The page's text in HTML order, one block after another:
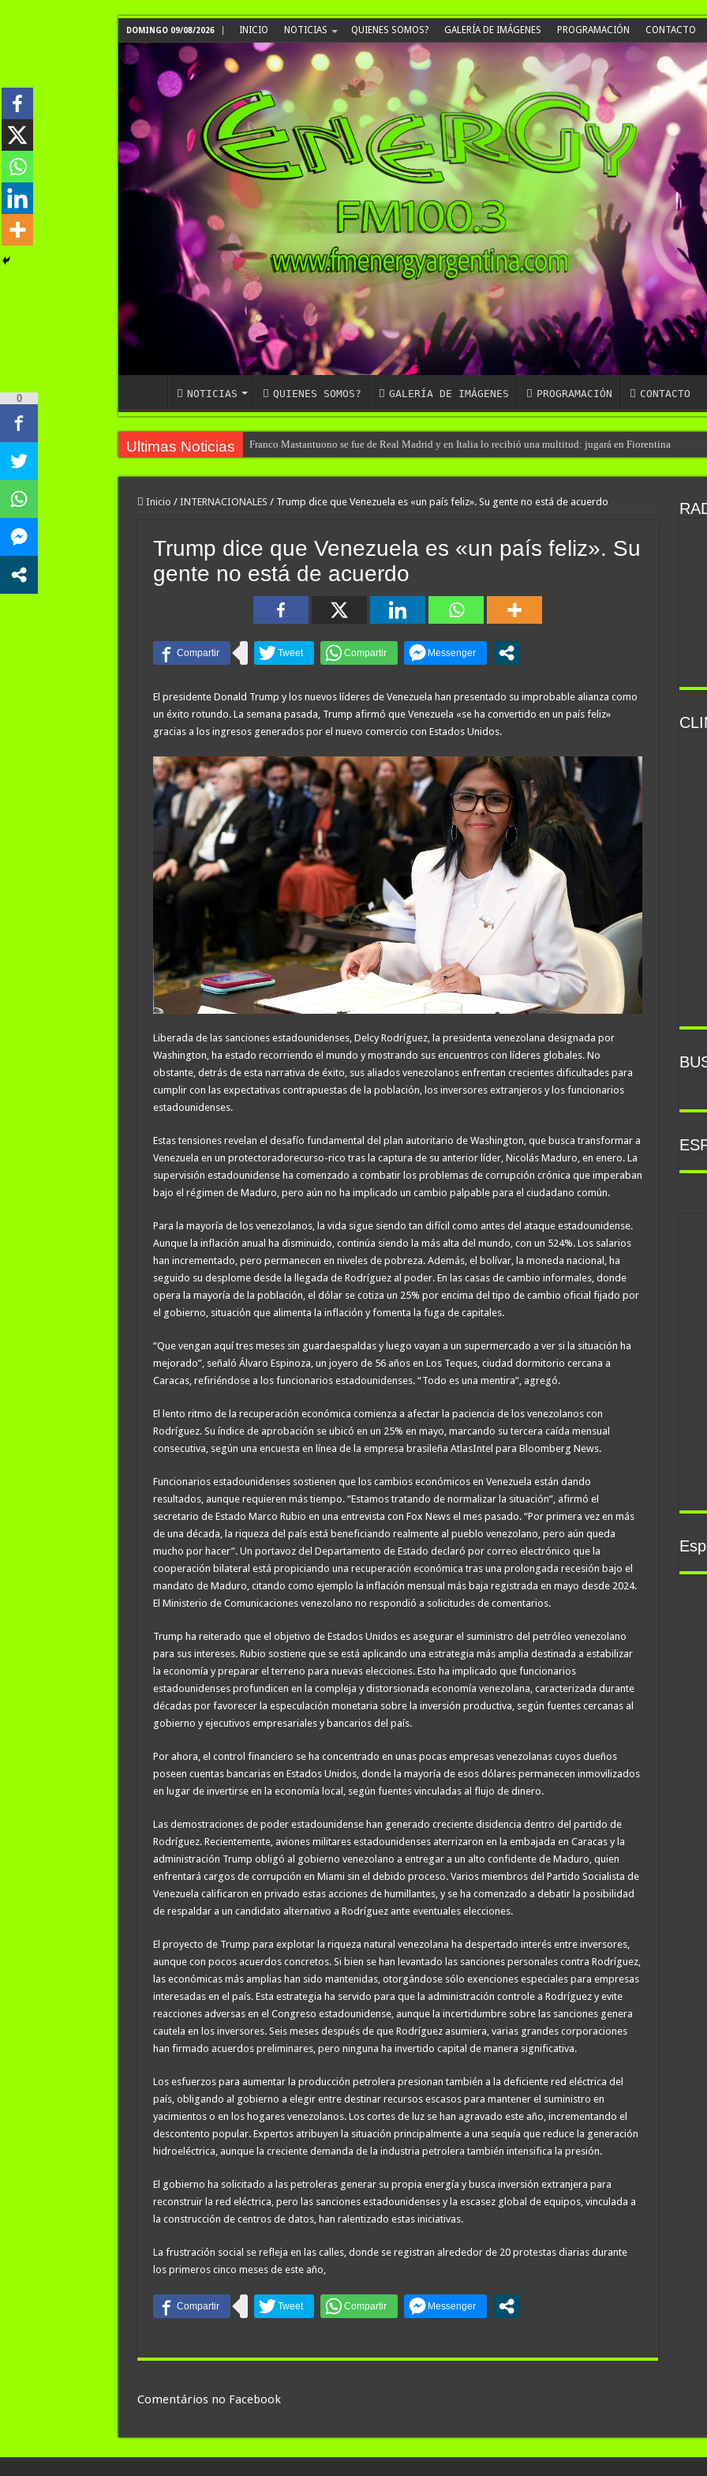
DOMINGO 09/08/2026 INICIO NOTICIAS QUIENES SOMOS? GALERÍA DE IMÁGENES PROGRAMACIÓN CONTACTO
NOTICIAS QUIENES SOMOS? GALERÍA DE IMÁGENES PROGRAMACIÓN CONTACTO
Ultimas Noticias Franco Mastantuono se fue de Real Madrid y en Italia lo recibió una multitud: jugará en Fiorentina
Inicio / INTERNACIONALES / Trump dice que Venezuela es «un país feliz». Su gente no está de acuerdo
Trump dice que Venezuela es «un país feliz». Su
gente no está de acuerdo
El presidente Donald Trump y los nuevos líderes de Venezuela han presentado su improbable alianza como
un éxito rotundo. La semana pasada, Trump afirmó que Venezuela «se ha convertido en un país feliz»
gracias a los ingresos generados por el nuevo comercio con Estados Unidos.
Liberada de las sanciones estadounidenses, Delcy Rodríguez, la presidenta venezolana designada por
Washington, ha estado recorriendo el mundo y mostrando sus encuentros con líderes globales. No
obstante, detrás de esta narrativa de éxito, sus aliados venezolanos enfrentan crecientes dificultades para
cumplir con las expectativas contrapuestas de la población, los inversores extranjeros y los funcionarios
estadounidenses.
Estas tensiones revelan el desafío fundamental del plan autoritario de Washington, que busca transformar a
Venezuela en un protectoradorecurso-rico tras la captura de su anterior líder, Nicolás Maduro, en enero. La
supervisión estadounidense ha comenzado a combatir los problemas de corrupción crónica que imperaban
bajo el régimen de Maduro, pero aún no ha implicado un cambio palpable para el ciudadano común.
Para la mayoría de los venezolanos, la vida sigue siendo tan difícil como antes del ataque estadounidense.
Aunque la inflación anual ha disminuido, continúa siendo la más alta del mundo, con un 524%. Los salarios
han incrementado, pero permanecen en niveles de pobreza. Además, el bolívar, la moneda nacional, ha
seguido su desplome desde la llegada de Rodríguez al poder. En las casas de cambio informales, donde
opera la mayoría de la población, el dólar se cotiza un 25% por encima del tipo de cambio oficial fijado por
el gobierno, situación que alimenta la inflación y fomenta la fuga de capitales.
“Que vengan aquí tres meses sin guardaespaldas y luego vayan a un supermercado a ver si la situación ha
mejorado”, señaló Álvaro Espinoza, un joyero de 56 años en Los Teques, ciudad dormitorio cercana a
Caracas, refiriéndose a los funcionarios estadounidenses. “Todo es una mentira”, agregó.
El lento ritmo de la recuperación económica comienza a afectar la paciencia de los venezolanos con
Rodríguez. Su índice de aprobación se ubicó en un 25% en mayo, marcando su tercera caída mensual
consecutiva, según una encuesta en línea de la empresa brasileña AtlasIntel para Bloomberg News.
Funcionarios estadounidenses sostienen que los cambios económicos en Venezuela están dando
resultados, aunque requieren más tiempo. “Estamos tratando de normalizar la situación”, afirmó el
secretario de Estado Marco Rubio en una entrevista con Fox News el mes pasado. “Por primera vez en más
de una década, la riqueza del país está beneficiando realmente al pueblo venezolano, pero aún queda
mucho por hacer”. Un portavoz del Departamento de Estado declaró por correo electrónico que la
cooperación bilateral está propiciando una recuperación económica tras una prolongada recesión bajo el
mandato de Maduro, citando como ejemplo la inflación mensual más baja registrada en mayo desde 2024.
El Ministerio de Comunicaciones venezolano no respondió a solicitudes de comentarios.
Trump ha reiterado que el objetivo de Estados Unidos es asegurar el suministro del petróleo venezolano
para sus intereses. Rubio sostiene que se está aplicando una estrategia más amplia destinada a estabilizar
la economía y preparar el terreno para nuevas elecciones. Esto ha implicado que funcionarios
estadounidenses profundicen en la compleja y distorsionada economía venezolana, caracterizada durante
décadas por favorecer la especulación monetaria sobre la inversión productiva, según fuentes cercanas al
gobierno y ejecutivos empresariales y bancarios del país.
Por ahora, el control financiero se ha concentrado en unas pocas empresas venezolanas cuyos dueños
poseen cuentas bancarias en Estados Unidos, donde la mayoría de esos dólares permanecen inmovilizados
en lugar de invertirse en la economía local, según fuentes vinculadas al flujo de dinero.
Las demostraciones de poder estadounidense han generado creciente disidencia dentro del partido de
Rodríguez. Recientemente, aviones militares estadounidenses aterrizaron en la embajada en Caracas y la
administración Trump obligó al gobierno venezolano a entregar a un alto confidente de Maduro, quien
enfrentará cargos de corrupción en Miami sin el debido proceso. Varios miembros del Partido Socialista de
Venezuela calificaron en privado estas acciones de humillantes, y se ha comenzado a debatir la posibilidad
de respaldar a un candidato alternativo a Rodríguez ante eventuales elecciones.
El proyecto de Trump para explotar la riqueza natural venezolana ha despertado interés entre inversores,
aunque con pocos acuerdos concretos. Si bien se han levantado las sanciones personales contra Rodríguez,
las económicas más amplias han sido mantenidas, otorgándose sólo exenciones especiales para empresas
interesadas en el país. Esta estrategia ha servido para que la administración controle a Rodríguez y evite
reacciones adversas en el Congreso estadounidense, aunque la incertidumbre sobre las sanciones genera
cautela en los inversores. Seis meses después de que Rodríguez asumiera, varias grandes corporaciones
han firmado acuerdos preliminares, pero ninguna ha invertido capital de manera significativa.
Los esfuerzos para aumentar la producción petrolera presionan también a la deficiente red eléctrica del
país, obligando al gobierno a elegir entre destinar recursos escasos para mantener el suministro en
yacimientos o en los hogares venezolanos. Los cortes de luz se han agravado este año, incrementando el
descontento popular. Expertos atribuyen la situación principalmente a una sequía que reduce la generación
hidroeléctrica, aunque la creciente demanda de la industria petrolera también intensifica la presión.
El gobierno ha solicitado a las petroleras generar su propia energía y busca inversión extranjera para
reconstruir la red eléctrica, pero las sanciones estadounidenses y la escasez global de equipos, vinculada a
la construcción de centros de datos, han ralentizado estas iniciativas.
La frustración social se refleja en las calles, donde se registran alrededor de 20 protestas diarias durante
los primeros cinco meses de este año,
Comentários no Facebook
0